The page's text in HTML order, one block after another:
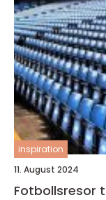
inspiration
11. August 2024
Fotbollsresor